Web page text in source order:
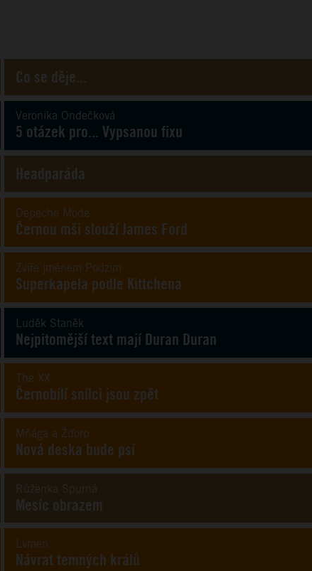
Co se děje...
Veronika Ondečková
5 otázek pro... Vypsanou fixu
Headparáda
Depeche Mode
Černou mši slouží James Ford
Zvíře jménem Podzim
Superkapela podle Kittchena
Luděk Staněk
Nejpitomější text mají Duran Duran
The XX
Černobílí snílci jsou zpět
Mňága a Žďorp
Nová deska bude psí
Růženka Spurná
Mesíc obrazem
Lvmen
Návrat temných králů